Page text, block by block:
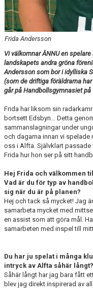
Frida Andersson
Vi välkomnar ÄNNU en
landskapets andra gröna
Andersson som bor i idylliska
(som de driftiga föräldrarna
går på Handbollsgymnasiet på
Frida har liksom sin
bortsett Edsbyn... Detta
sammanslagningar under
och dagarna innan vi
oss i Alfta. Självklart passade
Frida hur hon ser på sitt
Hej Frida och välkommen
Vad är du för typ av
sig när du är på planen?
Hej och tack så mycket! Jag
samarbeta mycket med
en assist som att göra mål.
samarbeten med inspel till
Du har ju spelat i många
intryck av Alfta såhär långt?
Såhär långt har jag bara fått
blev jag direkt inspirerad av